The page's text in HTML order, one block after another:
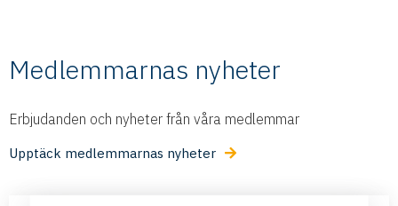
Medlemmarnas nyheter
Erbjudanden och nyheter från våra medlemmar
Upptäck medlemmarnas nyheter